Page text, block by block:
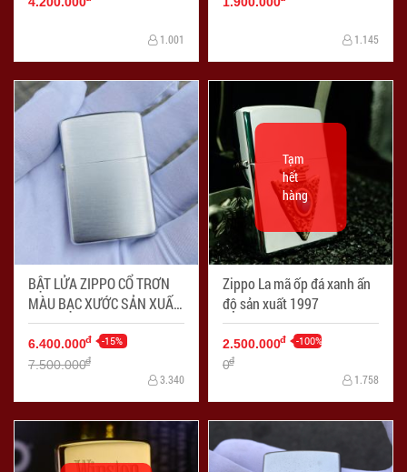
1.001 1.145
BẬT LỬA ZIPPO CỔ TRƠN
MÀU BẠC XƯỚC SẢN XUẤT
NĂM 1958
6.400.000đ -15%
7.500.000đ
3.340
Zippo La mã ốp đá xanh ấn
độ sản xuất 1997
Tạm
hết
hàng
2.500.000đ -100%
0đ
1.758